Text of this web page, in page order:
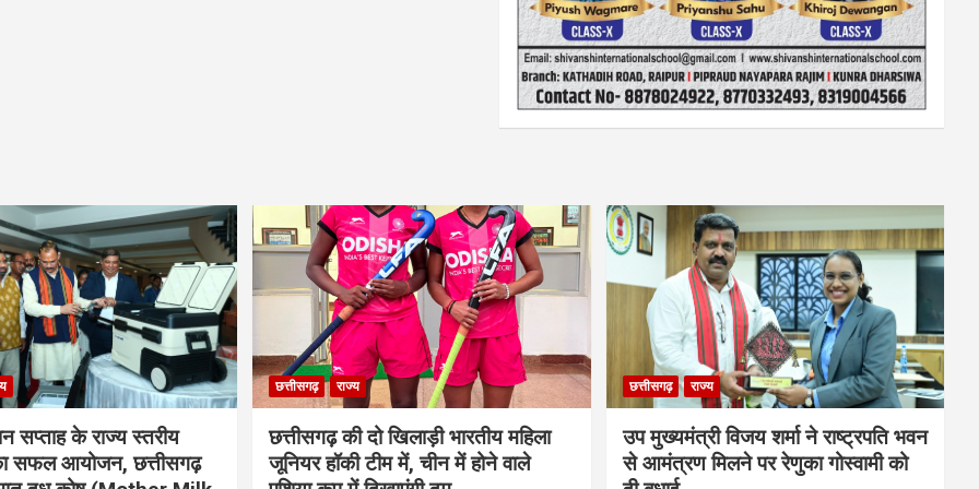
सप्ताह के राज्य स्तरीय
सफल आयोजन, छत्तीसगढ़
छत्तीसगढ़ राज्य
छत्तीसगढ़ की दो खिलाड़ी भारतीय महिला
जूनियर हॉकी टीम में, चीन में होने वाले
छत्तीसगढ़ राज्य
उप मुख्यमंत्री विजय शर्मा ने राष्ट्रपति भवन
से आमंत्रण मिलने पर रेणुका गोस्वामी को